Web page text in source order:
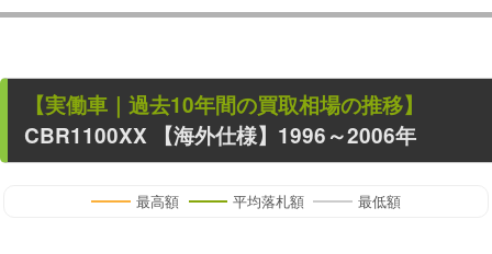
【実働車 ｜過去10年間の買取相場の推移】
CBR1100XX
【海外仕様】1996～2006年
最高額 平均落札額 最低額